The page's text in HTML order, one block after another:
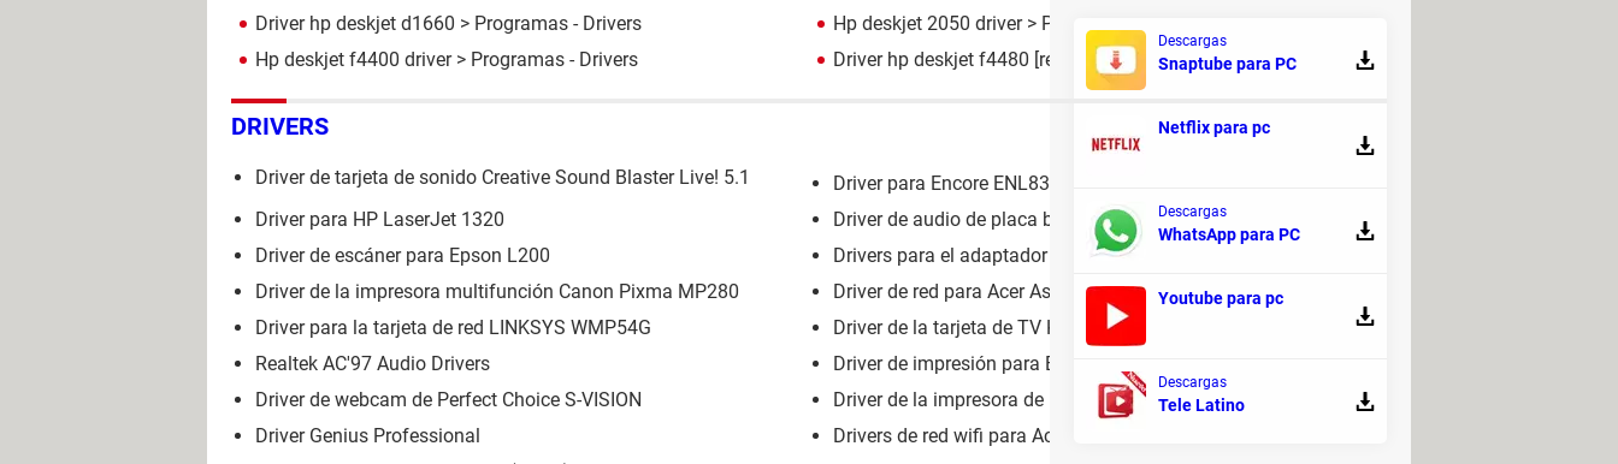
Driver hp deskjet d1660 > Programas - Drivers Hp deskjet 2050 driver> Programas - Drivers
Hp deskjet f4400 driver> Programas - Drivers Driver hp deskjet f4480 [resuelto] > Foro drivers
DRIVERS
Driver de tarjeta de sonido Creative Sound Blaster Live! 5.1
Driver para Encore ENL832-TX-EN
Driver para HP LaserJet 1320
Driver de audio de placa base ASRock N68-VS3 UCC
Driver de escáner para Epson L200
Drivers para el adaptador USB Encore ENUWI-G2
Driver de la impresora multifunción Canon Pixma MP280
Driver de red para Acer Aspire One D255E
Driver para la tarjeta de red LINKSYS WMP54G
Driver de la tarjeta de TV KWorld PVR-TV7134SE
Realtek AC'97 Audio Drivers
Driver de impresión para Epson Stylus TX135
Driver de webcam de Perfect Choice S-VISION
Driver de la impresora de HP Deskjet D2600 Series
Driver Genius Professional
Drivers de red wifi para Acer Aspire One AOD255
Descargas
Snaptube para PC
Netflix para pc
Descargas
WhatsApp para PC
Youtube para pc
Descargas
Tele Latino